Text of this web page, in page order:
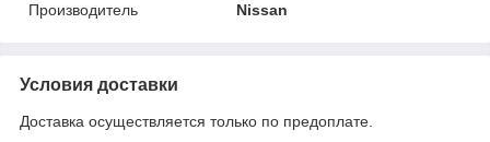
Производитель
Nissan
Условия доставки
Доставка осуществляется только по предоплате.